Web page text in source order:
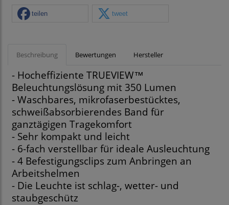
teilen tweet
Beschreibung Bewertungen Hersteller
- Hocheffiziente TRUEVIEW™
Beleuchtungslösung mit 350 Lumen
- Waschbares, mikrofaserbestücktes,
schweißabsorbierendes Band für
ganztägigen Tragekomfort
- Sehr kompakt und leicht
- 6-fach verstellbar für ideale Ausleuchtung
- 4 Befestigungsclips zum Anbringen an
Arbeitshelmen
- Die Leuchte ist schlag-, wetter- und
staubgeschütz